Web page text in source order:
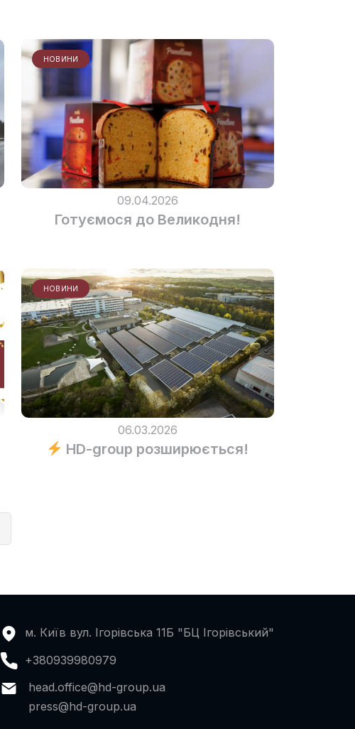
НОВИНИ
09.04.2026
Готуємося до Великодня!
НОВИНИ
06.03.2026
HD-group розширюється!
м. Київ вул. Ігорівська 11Б "БЦ Ігорівський"
+380939980979
head.office@hd-group.ua
press@hd-group.ua